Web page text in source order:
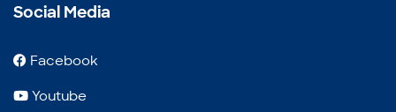
Social Media
Facebook
Youtube